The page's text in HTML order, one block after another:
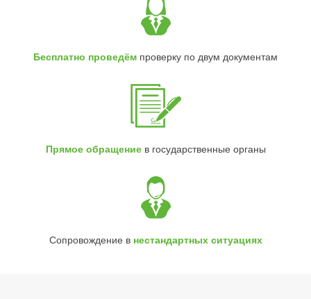
Бесплатно проведём проверку по двум документам
Прямое обращениев государственные органы
Сопровождение в нестандартных ситуациях